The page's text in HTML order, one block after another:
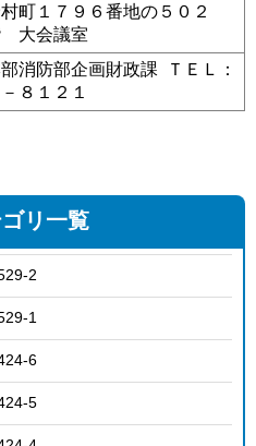
町１７９６番地の５０２
大会議室
消防部企画財政課 ＴＥＬ：
８１２１
リ一覧
2
1
6
5